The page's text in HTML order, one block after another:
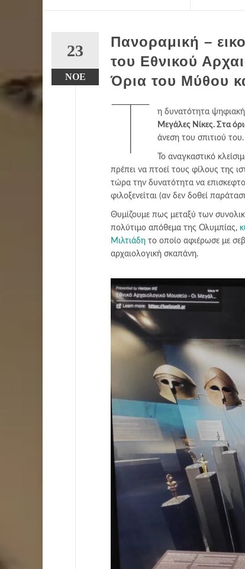
23
ΝΟΈ
Πανοραμική –
του Εθνικού
Όρια του Μύθου
η δυνατότητα
Μεγάλες Νίκες. Στα
άνεση του σπιτιού του.
Το αναγκαστικό
πρέπει να πτοεί τους φίλους της
τώρα την δυνατότητα να
φιλοξενείται (αν δεν δοθεί
Θυμίζουμε πως μεταξύ των
πολύτιμο απόθεμα της Ολυμπίας,
Μιλτιάδη το οποίο αφιέρωσε με
αρχαιολογική σκαπάνη.